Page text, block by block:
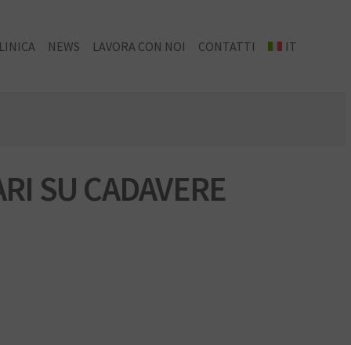
NEWS LAVORA CON NOI CONTATTI IT
SU CADAVERE